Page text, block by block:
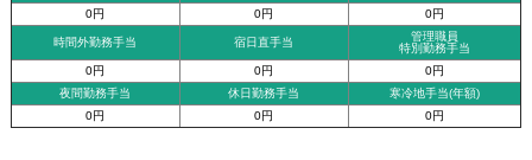
0円
0円 0円
時間外勤務手当 宿日直手当
管理職員
特別勤務手当
0円
0円
0円
夜間勤務手当
休日勤務手当
寒冷地手当(年額)
0円
0円 0円